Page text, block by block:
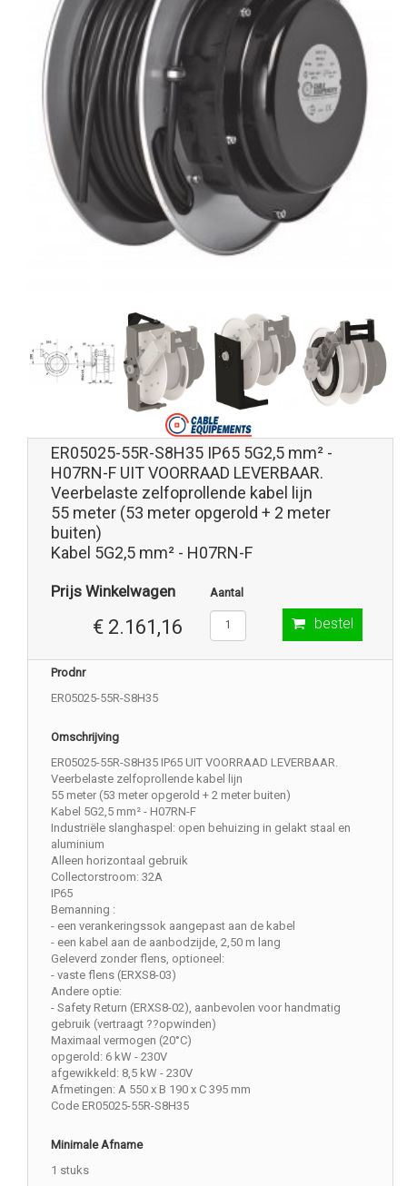
ER05025-55R-S8H35 IP65 5G2,5 mm² -
H07RN-F UIT VOORRAAD LEVERBAAR.
Veerbelaste zelfoprollende kabel lijn
55 meter (53 meter opgerold + 2 meter
buiten)
Kabel 5G2,5 mm² - H07RN-F
Prijs Winkelwagen
€ 2.161,16
Aantal
bestel
Prodnr
ER05025-55R-S8H35
Omschrijving
ER05025-55R-S8H35 IP65 UIT VOORRAAD LEVERBAAR.
Veerbelaste zelfoprollende kabel lijn
55 meter (53 meter opgerold + 2 meter buiten)
Kabel 5G2,5 mm² - H07RN-F
Industriële slanghaspel: open behuizing in gelakt staal en
aluminium
Alleen horizontaal gebruik
Collectorstroom: 32A
IP65
Bemanning :
- een verankeringssok aangepast aan de kabel
- een kabel aan de aanbodzijde, 2,50 m lang
Geleverd zonder flens, optioneel:
- vaste flens (ERXS8-03)
Andere optie:
- Safety Return (ERXS8-02), aanbevolen voor handmatig
gebruik (vertraagt ??opwinden)
Maximaal vermogen (20°C)
opgerold: 6 kW - 230V
afgewikkeld: 8,5 kW - 230V
Afmetingen: A 550 x B 190 x C 395 mm
Code ER05025-55R-S8H35
Minimale Afname
1 stuks